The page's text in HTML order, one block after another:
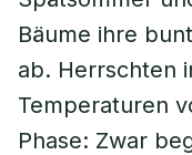
Bäume ihre
ab. Herrschten
Temperaturen
Phase: Zwar